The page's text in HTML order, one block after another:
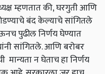
म्हणतात की,घरगुती आणि
बंद केल्याचे सांगितले
पुढील निर्णय घेण्यात
सांगितले. आणि बरोबर
मान्यता न घेताच हा निर्णय